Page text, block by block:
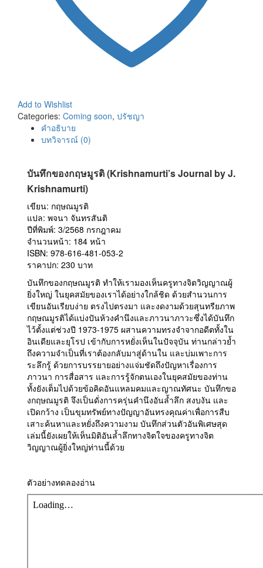
Add to Wishlist
Categories: Coming soon, ปรัชญา
คำอธิบาย
บทวิจารณ์ (0)
บันทึกของกฤษมูรติ (Krishnamurti’s Journal by J.
Krishnamurti)
เขียน: กฤษณมูรติ
แปล: พจนา จันทรสันติ
ปีที่พิมพ์: 3/2568 กรกฎาคม
จำนวนหน้า: 184 หน้า
ISBN: 978-616-481-053-2
ราคาปก: 230 บาท
บันทึกของกฤษณมูรติ ทำให้เรามองเห็นครูทางจิตวิญญาณผู้
ยิ่งใหญ่ ในยุคสมัยของเราได้อย่างใกล้ชิด ด้วยสำนวนการ
เขียนอันเรียบง่าย ตรงไปตรงมา และงดงามด้วยสุนทรียภาพ
กฤษณมูรติได้แบ่งปันห้วงคำนึงและภาวนาภาวะซึ่งได้บันทึก
ไว้ตั้งแต่ช่วงปี 1973-1975 ผสานความทรงจำจากอดีตทั้งใน
อินเดียและยุโรป เข้ากับการหยั่งเห็นในปัจจุบัน ท่านกล่าวย้ำ
ถึงความจำเป็นที่เราต้องกลับมาสู่ด้านใน และบ่มเพาะการ
ระลึกรู้ ด้วยการบรรยายอย่างแจ่มชัดถึงปัญหาเรื่องการ
ภาวนา การสื่อสาร และการรู้จักตนเองในยุคสมัยของท่าน
ทั้งยังเต็มไปด้วยข้อคิดอันแหลมคมและญาณทัศนะ บันทึกขอ
งกฤษณมูรติ จึงเป็นดั่งการครุ่นคำนึงอันล้ำลึก สงบงัน และ
เปิดกว้าง เป็นขุมทรัพย์ทางปัญญาอันทรงคุณค่าเพื่อการสืบ
เสาะค้นหาและหยั่งถึงความงาม บันทึกส่วนตัวอันพิเศษสุด
เล่มนี้ยังเผยให้เห็นมิติอันล้ำลึกทางจิตใจของครูทางจิต
วิญญาณผู้ยิ่งใหญ่ท่านนี้ด้วย
ตัวอย่างทดลองอ่าน